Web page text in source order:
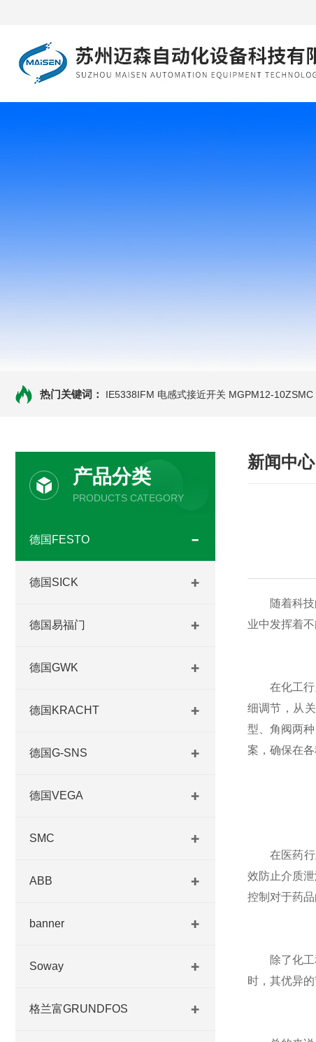
热门关键词： IE5338IFM 电感式接近开关 MGPM12-
产品分类
PRODUCTS CATEGORY
德国FESTO
德国SICK
德国易福门
德国GWK
德国KRACHT
德国G-SNS
德国VEGA
SMC
ABB
banner
Soway
格兰富GRUNDFOS
新闻中心
随着科技的
业中发挥着不
在化工行业
细调节，从
型、角阀两
案，确保在各
在医药行业
效防止介质
控制对于药
除了化工和
时，其优异